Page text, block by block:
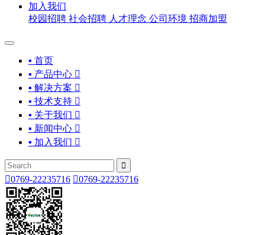
加入我们
校园招聘 社会招聘 人才理念 公司环境 招商加盟
▪ 首页
▪ 产品中心 
▪ 解决方案 
▪ 技术支持 
▪ 关于我们 
▪ 新闻中心 
▪ 加入我们 

0769-22235716 0769-22235716